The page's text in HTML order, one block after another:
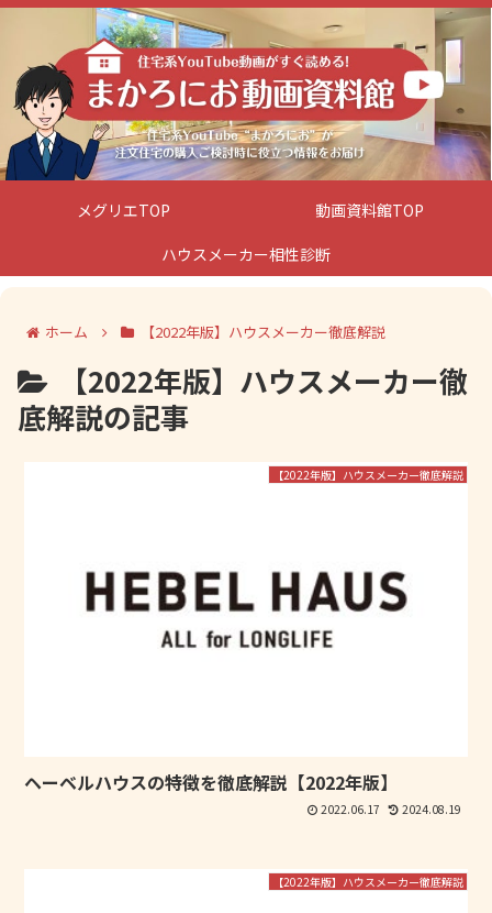
メグリエTOP
動画資料館TOP
ハウスメーカー相性診断
ホーム 【2022年版】ハウスメーカー徹底解説
【2022年版】ハウスメーカー徹
底解説の記事
【2022年版】ハウスメーカー徹底解説
ヘーベルハウスの特徴を徹底解説【2022年版】
2022.06.17 2024.08.19
【2022年版】ハウスメーカー徹底解説